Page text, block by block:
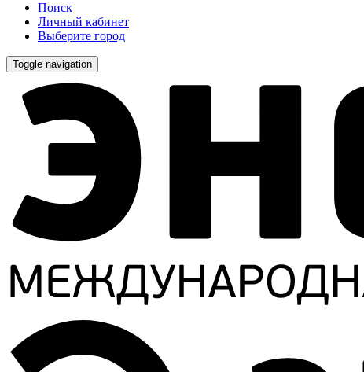
Поиск
Личный кабинет
Выберите город
Toggle navigation